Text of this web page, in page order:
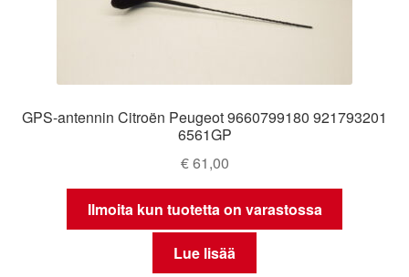
GPS-antennin Citroën Peugeot 9660799180 921793201
6561GP
€61,00
Ilmoita kun tuotetta on varastossa
Lue lisää